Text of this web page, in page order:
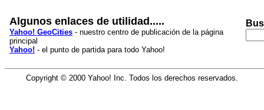
Algunos enlaces de utilidad.....
Yahoo! GeoCities - nuestro centro de publicación de la página
principal
Yahoo! - el punto de partida para todo Yahoo!
Copyright © 2000 Yahoo! Inc. Todos los derechos reservados.